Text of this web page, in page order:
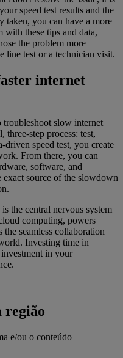
speed test results and the
taken, you can have a more
with these tips and data,
the problem more
line test or a technician visit.
internet
slow internet
step process: test,
speed test, you create
From there, you can
software, and
exact source of the slowdown
the central nervous system
computing, powers
seamless collaboration
Investing time in
in your
região
e/ou o conteúdo